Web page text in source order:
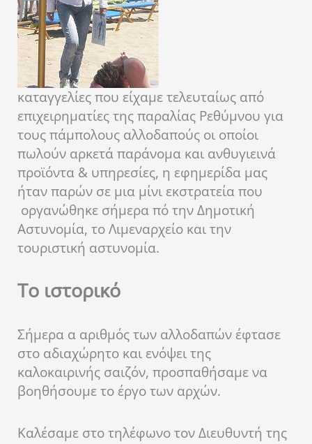
καταγγελίες που είχαμε τελευταίως από
επιχειρηματίες της παραλίας Ρεθύμνου για
τους πάμπολους αλλοδαπούς οι οποίοι
πωλούν αρκετά παράνομα και ανθυγιεινά
προϊόντα & υπηρεσίες, η εφημερίδα μας
ήταν παρών σε μια μίνι εκστρατεία που
οργανώθηκε σήμερα πό την Δημοτική
Αστυνομία, το Λιμεναρχείο και την
τουριστική αστυνομία.
Το ιστορικό
Σήμερα α αριθμός των αλλοδαπών έφτασε
στο αδιαχώρητο και ενόψει της
καλοκαιρινής σαιζόν, προσπαθήσαμε να
βοηθήσουμε το έργο των αρχών.
Καλέσαμε στο τηλέφωνο τον Διευθυντή της